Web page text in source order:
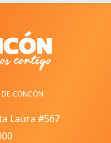
CONCÓN
Laura #567